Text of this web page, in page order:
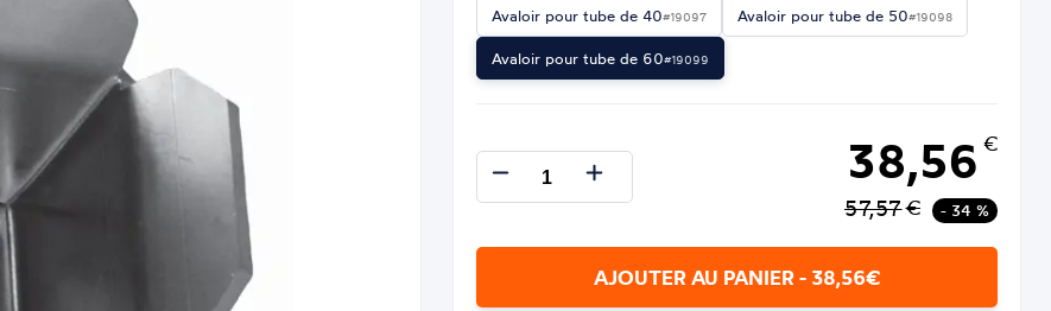
Avaloir pour tube de 40#19097 Avaloir pour tube de 50#19098
Avaloir pour tube de 60#19099
38,56 €
57,57€ - 34 %
AJOUTER AU PANIER - 38,56€